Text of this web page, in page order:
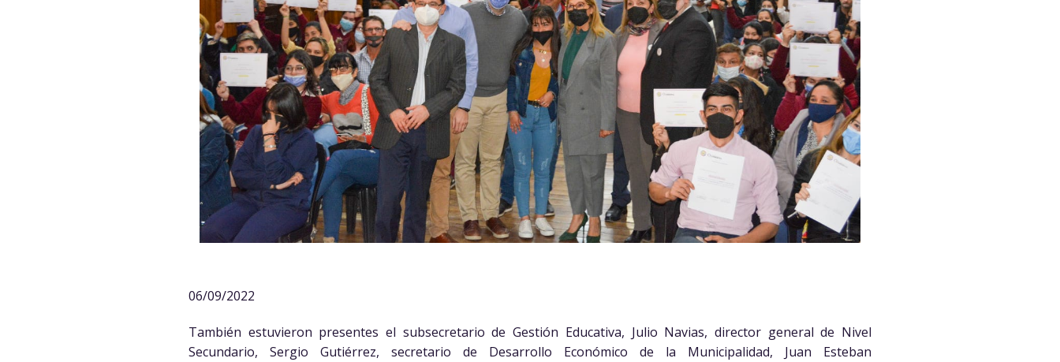
06/09/2022
También estuvieron presentes el subsecretario de Gestión Educativa, Julio Navias, director general de Nivel
Secundario, Sergio Gutiérrez, secretario de Desarrollo Económico de la Municipalidad, Juan Esteban